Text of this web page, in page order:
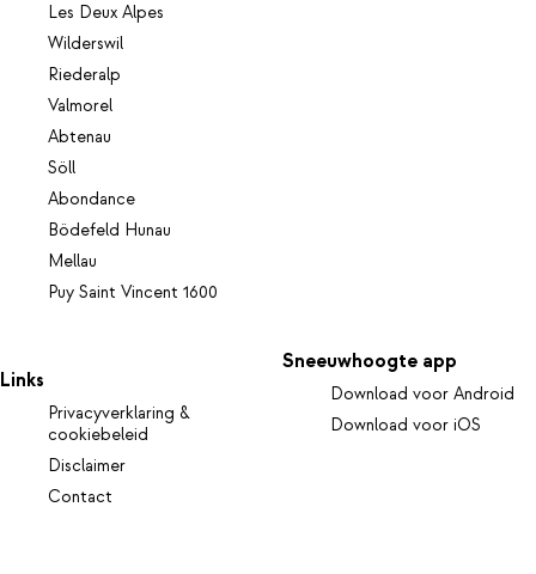
Les Deux Alpes
Wilderswil
Riederalp
Valmorel
Abtenau
Söll
Abondance
Bödefeld Hunau
Mellau
Puy Saint Vincent 1600
Links
Privacyverklaring &
cookiebeleid
Disclaimer
Contact
Sneeuwhoogte app
Download voor Android
Download voor iOS